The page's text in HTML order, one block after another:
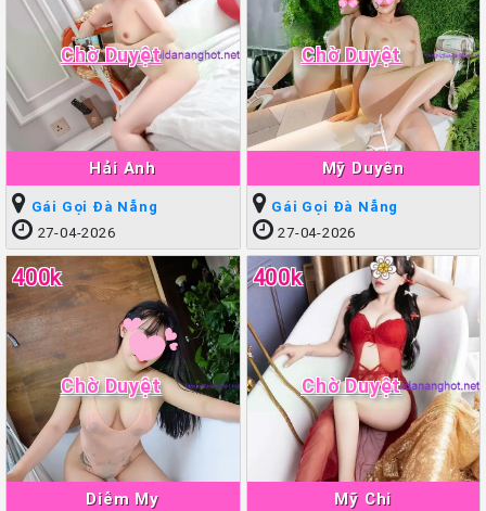
Hải Anh
Chờ Duyệt
Gái Gọi Đà Nẵng
27-04-2026
Mỹ Duyên
Chờ Duyệt
Gái Gọi Đà Nẵng
27-04-2026
Diễm My
400k
Chờ Duyệt
Mỹ Chi
400k
Chờ Duyệt